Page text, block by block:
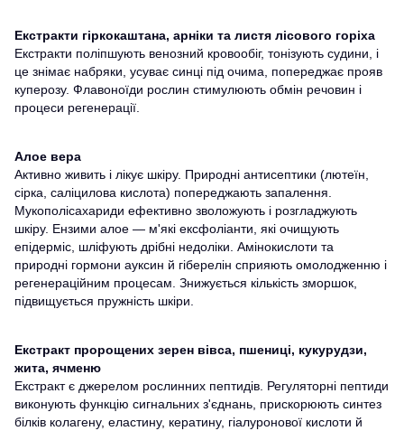
Екстракти гіркокаштана, арніки та листя лісового горіха
Екстракти поліпшують венозний кровообіг, тонізують судини, і
це знімає набряки, усуває синці під очима, попереджає прояв
куперозу. Флавоноїди рослин стимулюють обмін речовин і
процеси регенерації.
Алое вера
Активно живить і лікує шкіру. Природні антисептики (лютеїн,
сірка, саліцилова кислота) попереджають запалення.
Мукополісахариди ефективно зволожують і розгладжують
шкіру. Ензими алое — м'які ексфоліанти, які очищують
епідерміс, шліфують дрібні недоліки. Амінокислоти та
природні гормони ауксин й гіберелін сприяють омолодженню і
регенераційним процесам. Знижується кількість зморшок,
підвищується пружність шкіри.
Екстракт пророщених зерен вівса, пшениці, кукурудзи,
жита, ячменю
Екстракт є джерелом рослинних пептидів. Регуляторні пептиди
виконують функцію сигнальних з'єднань, прискорюють синтез
білків колагену, еластину, кератину, гіалуронової кислоти й